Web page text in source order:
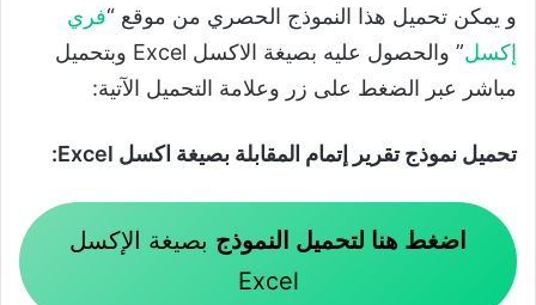
و يمكن تحميل هذا النموذج الحصري من موقع “فري
إكسل
” والحصول عليه بصيغة الاكسل Excel وبتحميل
مباشر عبر الضغط على زر وعلامة التحميل الآتية:
تحميل نموذج تقرير إتمام المقابلة بصيغة اكسل Excel:
اضغط هنا لتحميل النموذج بصيغة الإكسل
Excel